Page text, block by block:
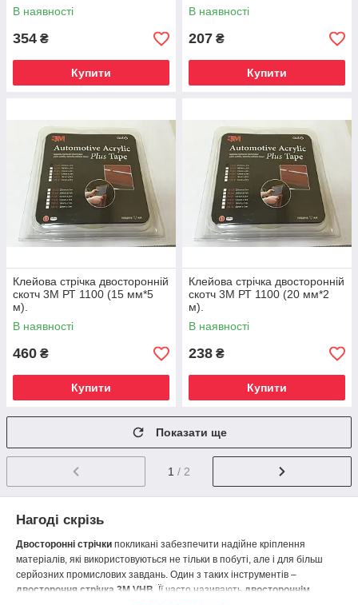
В наявності
354 ₴
Купити
В наявності
207 ₴
Купити
Клейова стрічка двосторонній
скотч 3М РТ 1100 (15 мм*5
м).
В наявності
460 ₴
Купити
Клейова стрічка двосторонній
скотч 3М РТ 1100 (20 мм*2
м).
В наявності
238 ₴
Купити
Показати ще
1 / 2
Нагоді скрізь
Двосторонні стрічки покликані забезпечити надійне кріплення
матеріалів, які використовуються не тільки в побуті, але і для більш
серйозних промислових завдань. Один з таких інструментів –
двостороння стрічка 3M VHB . Її часто називають двостороннім